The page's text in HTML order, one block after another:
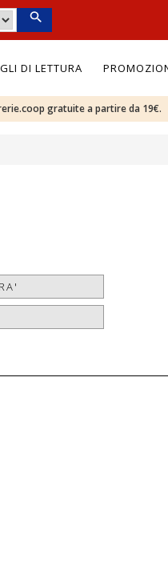
DI LETTURA
gratuite a partire da 19€.